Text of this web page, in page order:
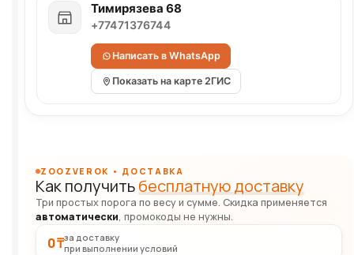
Тимирязева 68
+77471376744
Написать в WhatsApp
Показать на карте 2ГИС
ZOOZVEROK • ДОСТАВКА
Как получитьбесплатную доставку
Три простых порога по весу и сумме. Скидка применяется
автоматически, промокоды не нужны.
0 ₸за доставку
при выполнении условий